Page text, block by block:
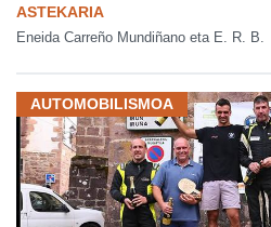
ASTEKARIA
Eneida Carreño Mundiñano eta E. R. B.
AUTOMOBILISMOA